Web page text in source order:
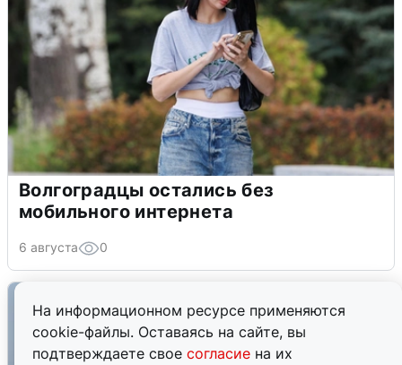
На информационном ресурсе применяются
cookie-файлы. Оставаясь на сайте, вы
подтверждаете свое согласие на их
Волгоградцы остались без
мобильного интернета
6 августа 0